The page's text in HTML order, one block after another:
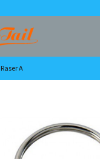
Raser A